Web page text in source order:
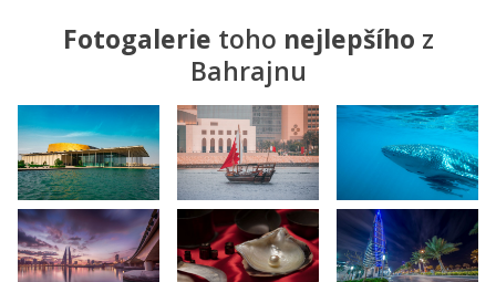
Fotogalerie toho nejlepšího z
Bahrajnu